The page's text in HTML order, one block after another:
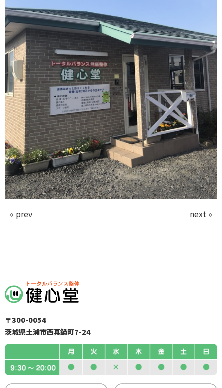
« prev next »
〒300-0054
茨城県土浦市西真鍋町7-24